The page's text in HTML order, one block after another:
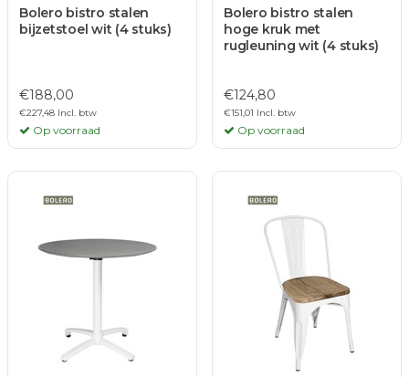
Bolero bistro stalen
bijzetstoel wit (4 stuks)
€188,00
€227,48 Incl. btw
Op voorraad
Bolero bistro stalen
hoge kruk met
rugleuning wit (4 stuks)
€124,80
€151,01 Incl. btw
Op voorraad